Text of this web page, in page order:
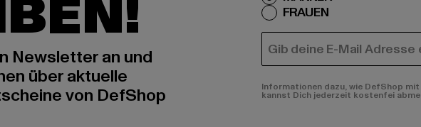
Newsletter an und
über aktuelle
von DefShop
FRAUEN
E-MAIL
Informationen dazu, wie DefShop
kannst Dich jederzeit kostenfei